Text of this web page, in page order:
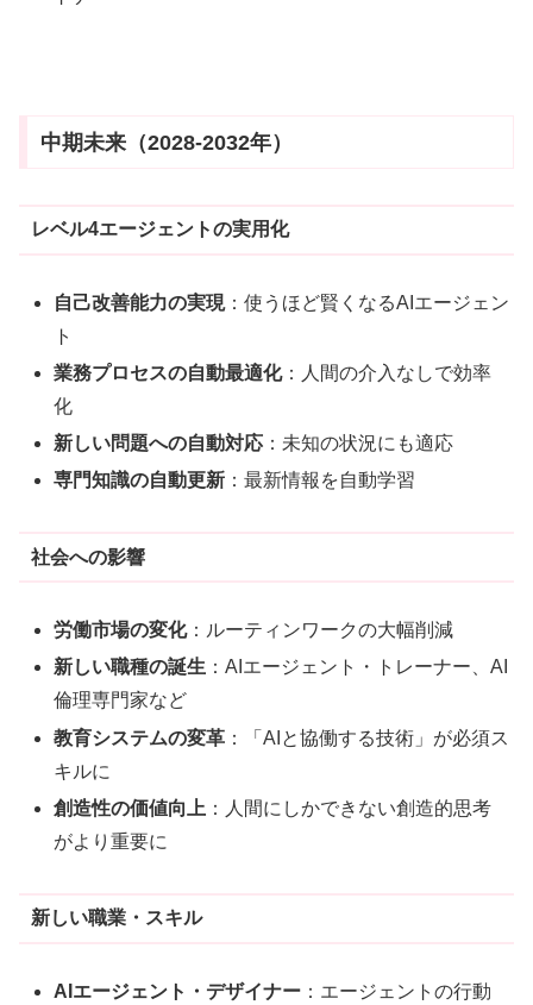
中期未来（2028-2032年）
レベル4エージェントの実用化
自己改善能力の実現：使うほど賢くなるAIエージェン
ト
業務プロセスの自動最適化：人間の介入なしで効率
化
新しい問題への自動対応 ：未知の状況にも適応
専門知識の自動更新 ：最新情報を自動学習
社会への影響
労働市場の変化：ルーティンワークの大幅削減
新しい職種の誕生 ：AIエージェント・トレーナー、AI
倫理専門家など
教育システムの変革 ：「AIと協働する技術」が必須ス
キルに
創造性の価値向上 ：人間にしかできない創造的思考
がより重要に
新しい職業・スキル
AIエージェント・デザイナー ：エージェントの行動